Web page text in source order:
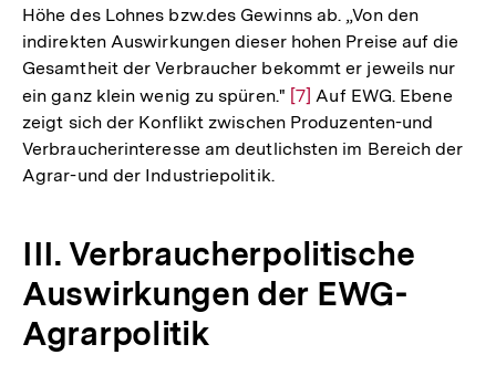
Höhe des Lohnes bzw.des Gewinns ab. „Von den
indirekten Auswirkungen dieser hohen Preise auf die
Gesamtheit der Verbraucher bekommt er jeweils nur
ein ganz klein wenig zu spüren." Zur
Auflösung
der
[7] Auf EWG. Ebene
zeigt sich der Konflikt zwischen Produzenten-und
Verbraucherinteresse am deutlichsten im Bereich der
Agrar-und der Industriepolitik.
III. Verbraucherpolitische
Auswirkungen der EWG-
Agrarpolitik